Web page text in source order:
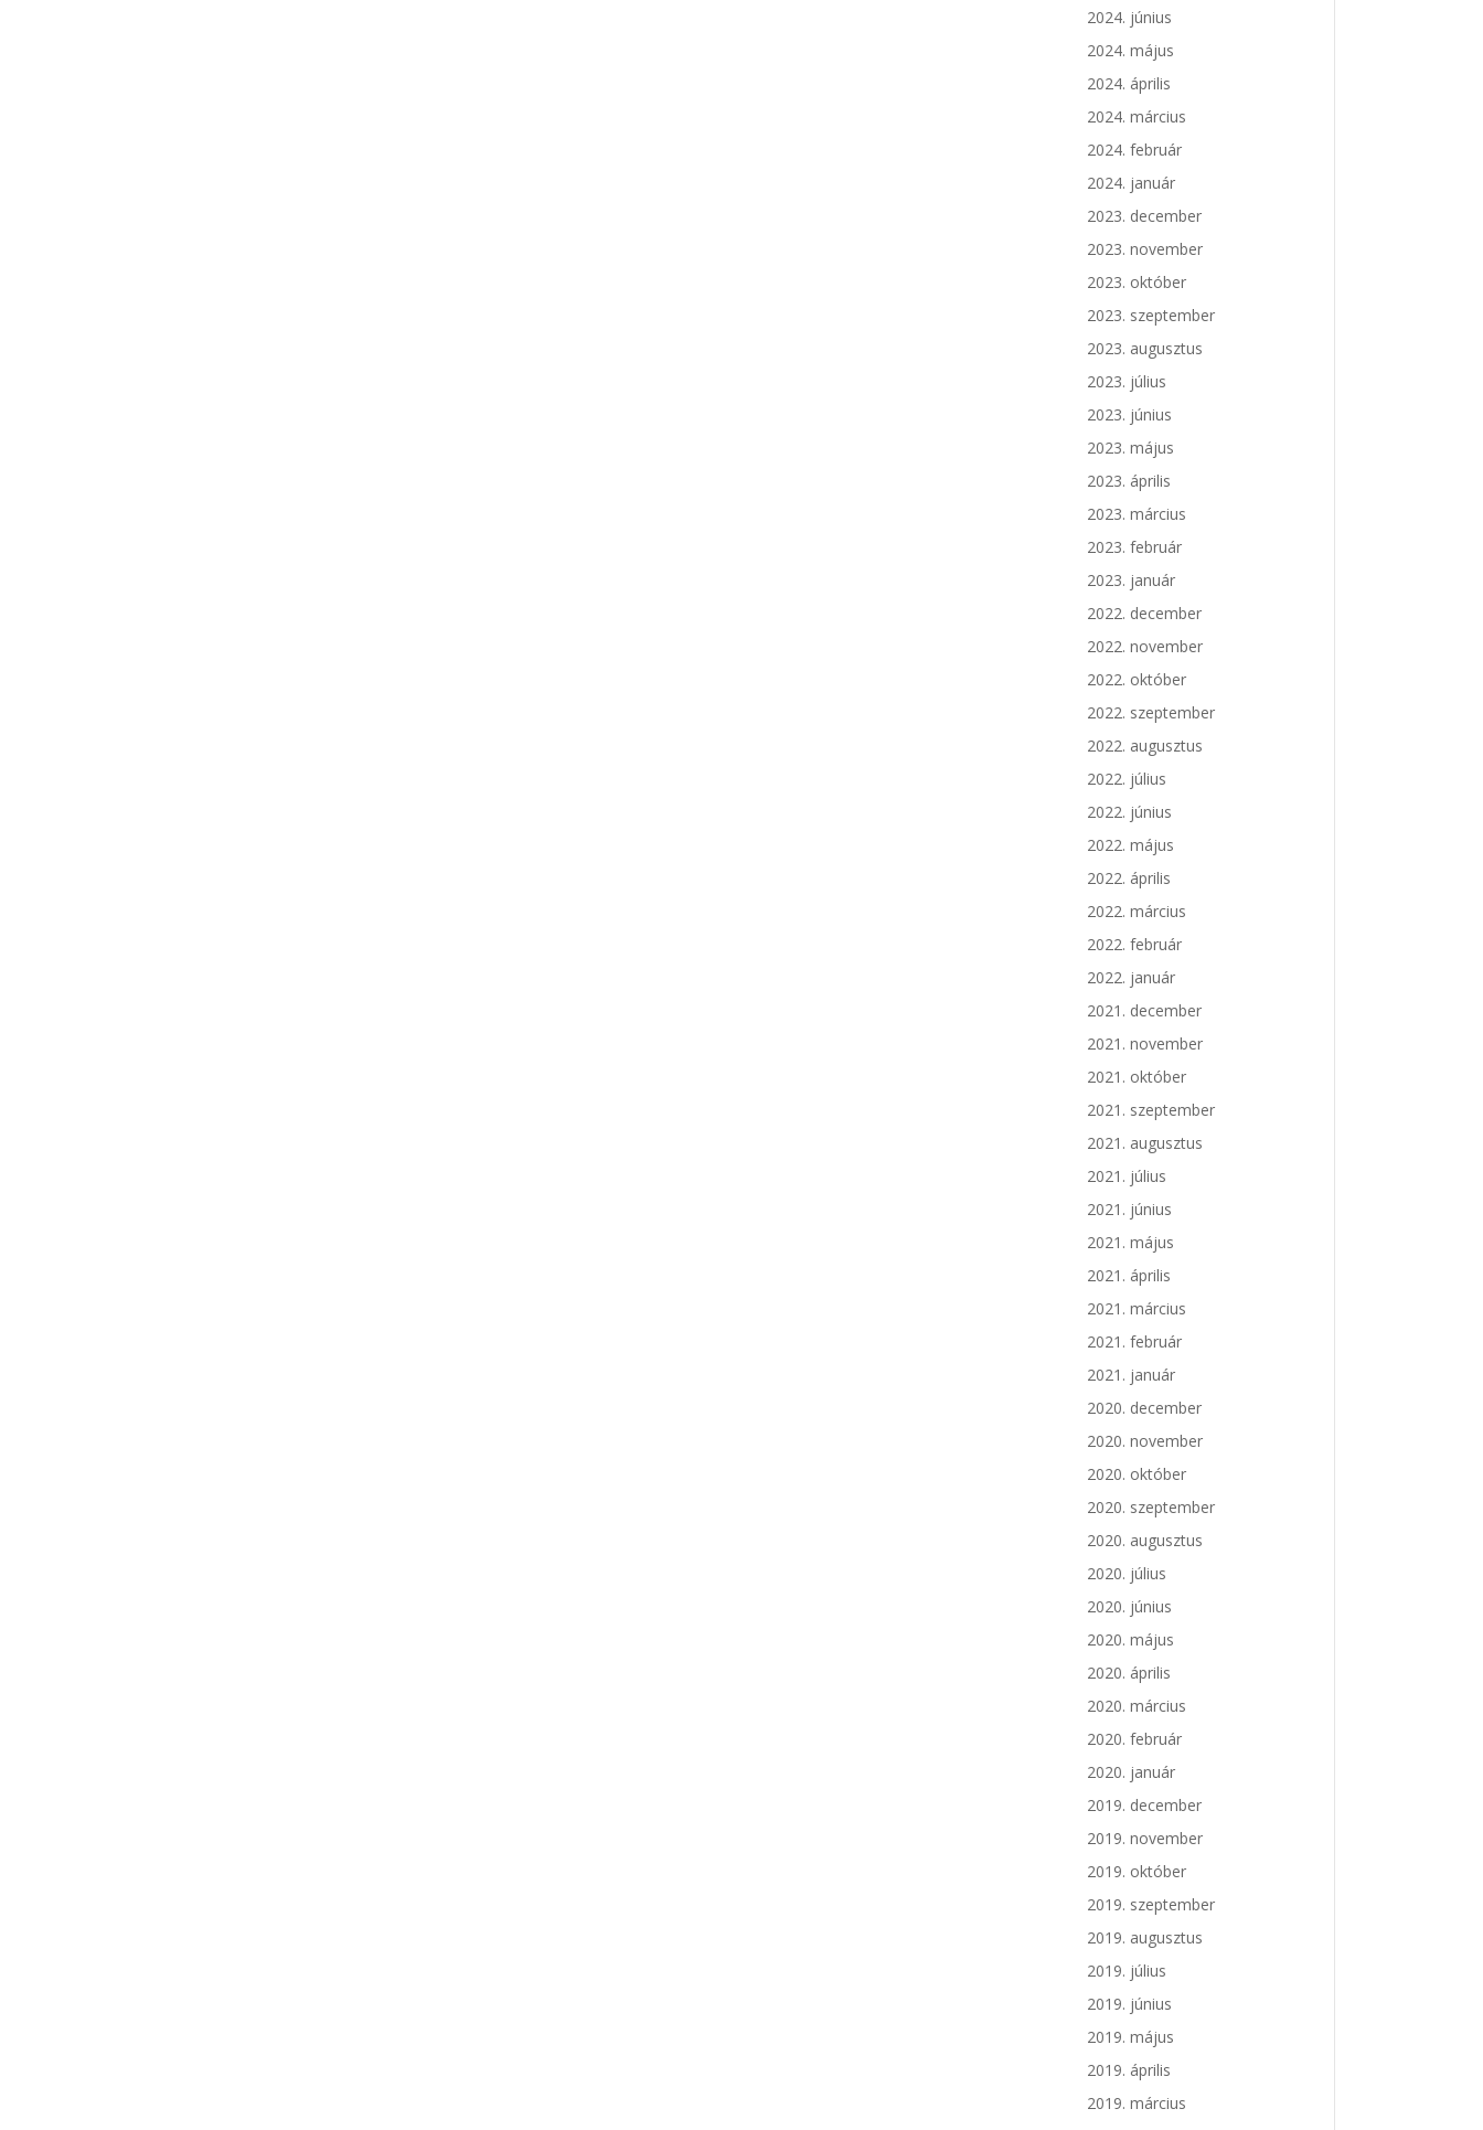
2024. június
2024. május
2024. április
2024. március
2024. február
2024. január
2023. december
2023. november
2023. október
2023. szeptember
2023. augusztus
2023. július
2023. június
2023. május
2023. április
2023. március
2023. február
2023. január
2022. december
2022. november
2022. október
2022. szeptember
2022. augusztus
2022. július
2022. június
2022. május
2022. április
2022. március
2022. február
2022. január
2021. december
2021. november
2021. október
2021. szeptember
2021. augusztus
2021. július
2021. június
2021. május
2021. április
2021. március
2021. február
2021. január
2020. december
2020. november
2020. október
2020. szeptember
2020. augusztus
2020. július
2020. június
2020. május
2020. április
2020. március
2020. február
2020. január
2019. december
2019. november
2019. október
2019. szeptember
2019. augusztus
2019. július
2019. június
2019. május
2019. április
2019. március